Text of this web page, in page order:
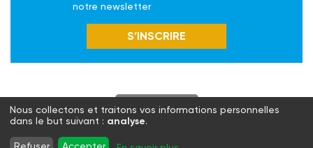
notre newsletter
S’INSCRIRE
S'abonner
Twitter Facebook
Nous collectons et traitons vos informations personnelles
dans le but suivant : analyse.